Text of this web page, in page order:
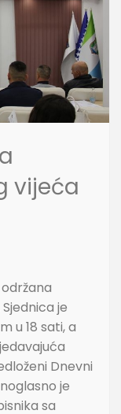
vijeća
je
u 18 sati, a
Dnevni
je
sa